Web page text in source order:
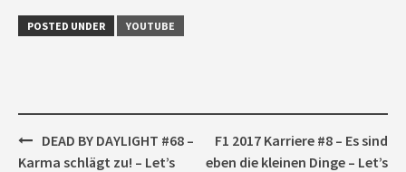
POSTED UNDER YOUTUBE
Post
navigation
DEAD BY DAYLIGHT #68 –
Karma schlägt zu! – Let’s
F1 2017 Karriere #8 – Es sind
eben die kleinen Dinge – Let’s